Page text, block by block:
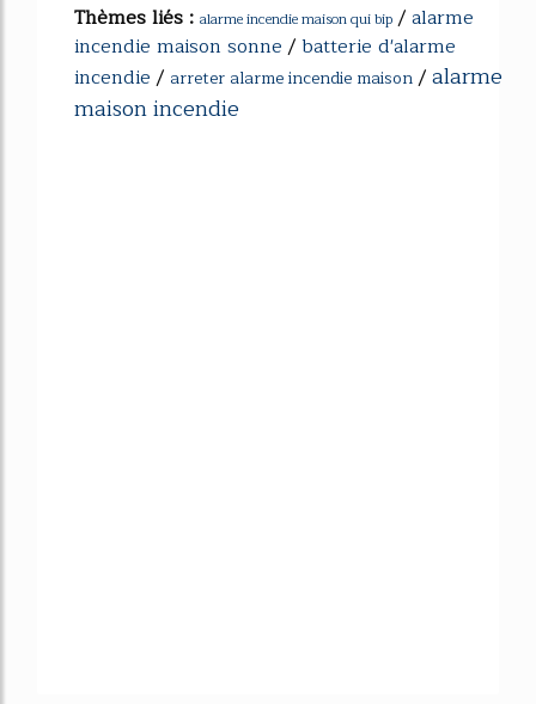
Thèmes liés : alarme incendie maison qui bip /alarme
incendie maison sonne/batterie d'alarme
incendie/ arreter alarme incendie maison/alarme
maison incendie